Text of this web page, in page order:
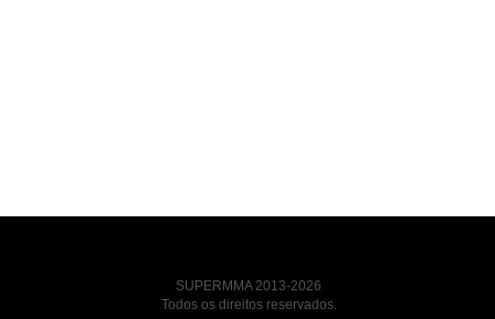
SUPERMMA 2013-2026
Todos os direitos reservados.